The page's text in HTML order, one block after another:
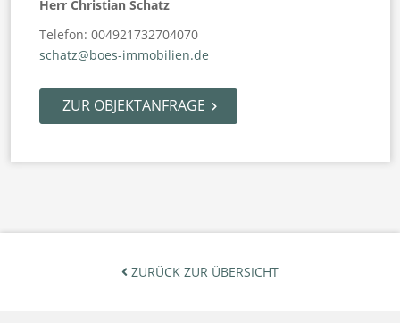
Herr Christian Schatz
Telefon: 004921732704070
schatz@boes-immobilien.de
ZUR OBJEKTANFRAGE
ZURÜCK ZUR ÜBERSICHT